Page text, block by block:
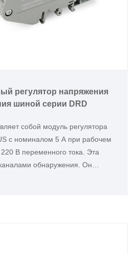
регулятор напряжения
шиной серии DRD
собой модуль регулятора
с номиналом 5 А при рабочем
В переменного тока. Эта
обнаружения. Он